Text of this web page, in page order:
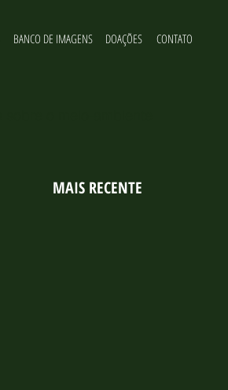
MAIS RECENTE
BANCO DE IMAGENS DOAÇÕES CONTATO